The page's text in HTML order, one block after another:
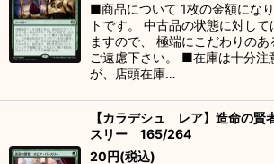
■商品について 1枚の金額にな
トです。 中古品の状態に対して
ますので、 極端にこだわりの
ご遠慮下さい。 ■在庫は十分注
が、店頭在庫…
【カラデシュ レア】造命の賢
スリー 165/264
20円(税込)